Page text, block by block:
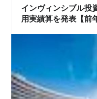
インヴィンシブル
用実績算を発表【前